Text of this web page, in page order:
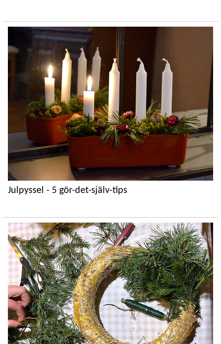
Julpyssel - 5 gör-det-själv-tips